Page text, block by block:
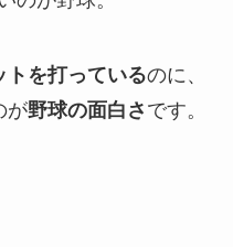
トを打っているのに、
が野球の面白さ です。